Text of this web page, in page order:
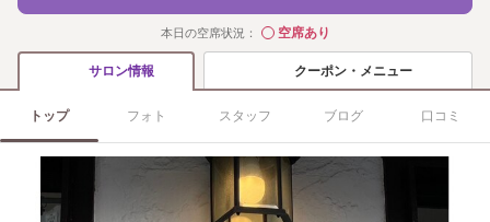
本日の空席状況： ◯空席あり
サロン情報 クーポン・メニュー
トップ フォト スタッフ ブログ 口コミ